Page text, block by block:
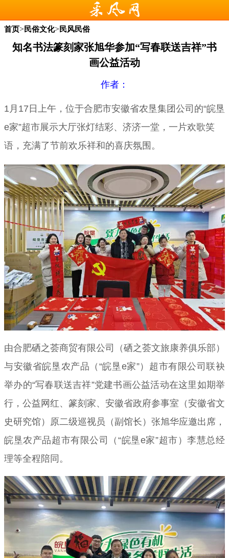
首页>民俗文化>民风民俗
知名书法篆刻家张旭华参加“写春联送吉祥”书
画公益活动
作者：
1月17日上午，位于合肥市安徽省农垦集团公司的“皖垦
e家”超市展示大厅张灯结彩、济济一堂，一片欢歌笑
语，充满了节前欢乐祥和的喜庆氛围。
由合肥硒之荟商贸有限公司（硒之荟文旅康养俱乐部）
与安徽省皖垦农产品（“皖垦e家”）超市有限公司联袂
举办的“写春联送吉祥”党建书画公益活动在这里如期举
行，公益网红、篆刻家、安徽省政府参事室（安徽省文
史研究馆）原二级巡视员（副馆长）张旭华应邀出席，
皖垦农产品超市有限公司（“皖垦e家”超市）李慧总经
理等全程陪同。